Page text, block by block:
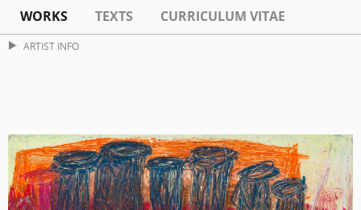
WORKS TEXTS CURRICULUM VITAE
ARTIST INFO